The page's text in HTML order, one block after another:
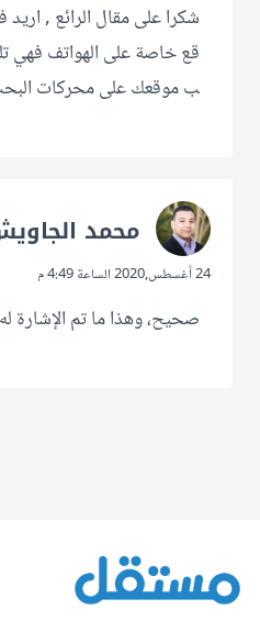
شكرا على مقال الرائع ,
قع خاصة على الهواتف فهي
ب موقعك على محركات
محمد
24 أغسطس,2020 الساعة 4:49 م
صحيح، وهذا ما تم الإشارة